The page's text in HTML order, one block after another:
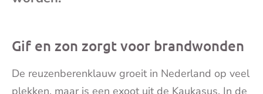
Gif en zon zorgt voor brandwonden
De reuzenberenklauw groeit in Nederland op veel
plekken, maar is een exoot uit de Kaukasus. In de